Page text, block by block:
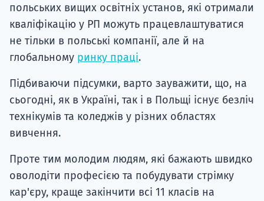
польських вищих освітніх установ, які отримали
кваліфікацію у РП можуть працевлаштуватися
не тільки в польські компанії, але й на
глобальному ринку праці.
Підбиваючи підсумки, варто зауважити, що, на
сьогодні, як в Україні, так і в Польщі існує безліч
технікумів та коледжів у різних областях
вивчення.
Проте тим молодим людям, які бажають швидко
оволодіти професією та побудувати стрімку
кар'єру, краще закінчити всі 11 класів на